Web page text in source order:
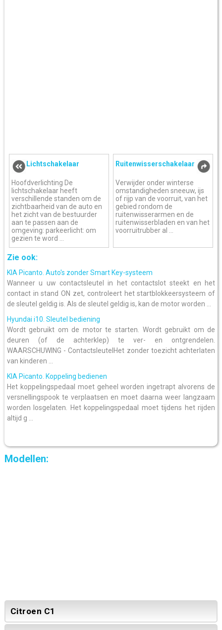
Lichtschakelaar
Hoofdverlichting De
lichtschakelaar heeft
verschillende standen om de
zichtbaarheid van de auto en
het zicht van de bestuurder
aan te passen aan de
omgeving: parkeerlicht: om
gezien te word ...
Ruitenwisserschakelaar
Verwijder onder winterse
omstandigheden sneeuw, ijs
of rijp van de voorruit, van het
gebied rondom de
ruitenwisserarmen en de
ruitenwisserbladen en van het
voorruitrubber al ...
Zie ook:
KIA Picanto. Auto's zonder Smart Key-systeem
Wanneer u uw contactsleutel in het contactslot steekt en het
contact in stand ON zet, controleert het startblokkeersysteem of
de sleutel geldig is. Als de sleutel geldig is, kan de motor worden ...
Hyundai i10. Sleutel bediening
Wordt gebruikt om de motor te starten. Wordt gebruikt om de
deuren (of de achterklep) te ver- en ontgrendelen.
WAARSCHUWING - ContactsleutelHet zonder toezicht achterlaten
van kinderen ...
KIA Picanto. Koppeling bedienen
Het koppelingspedaal moet geheel worden ingetrapt alvorens de
versnellingspook te verplaatsen en moet daarna weer langzaam
worden losgelaten. Het koppelingspedaal moet tijdens het rijden
altijd g ...
Modellen:
Citroen C1